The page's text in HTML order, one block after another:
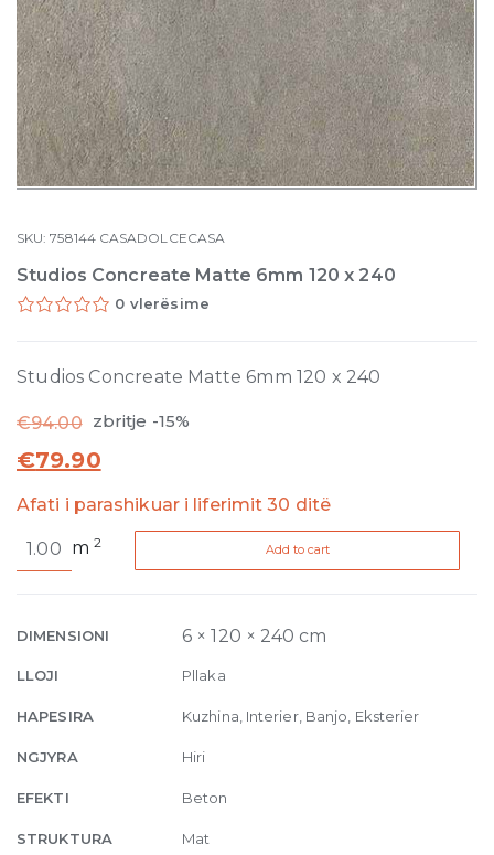
SKU:758144 CASADOLCECASA
Studios Concreate Matte 6mm 120 x 240
0 vlerësime
Studios Concreate Matte 6mm 120 x 240
€94.00 zbritje -15%
€79.90
Afati i parashikuar i liferimit 30 ditë
Concreate
120
240
quantity
m2 Add to cart
DIMENSIONI 6 × 120 × 240 cm
LLOJI Pllaka
HAPESIRA Kuzhina, Interier, Banjo, Eksterier
NGJYRA Hiri
EFEKTI Beton
STRUKTURA Mat